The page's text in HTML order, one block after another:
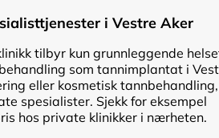
i Vestre Aker
tilbyr kun grunnleggende
som tannimplantat i
eller kosmetisk
spesialister. Sjekk for eksempel
hos private klinikker i nærheten.